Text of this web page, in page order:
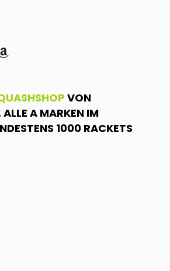
amazon
VON
A MARKEN IM
1000 RACKETS